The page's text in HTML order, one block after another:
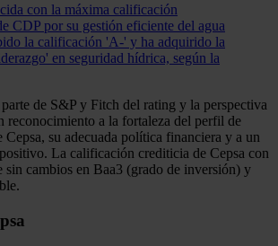
con la máxima calificación
CDP por su gestión eficiente del agua
la calificación 'A-' y ha adquirido la
en seguridad hídrica, según la
de S&P y Fitch del rating y la perspectiva
reconocimiento a la fortaleza del perfil de
Cepsa, su adecuada política financiera y a un
La calificación crediticia de Cepsa con
sin cambios en Baa3 (grado de inversión) y